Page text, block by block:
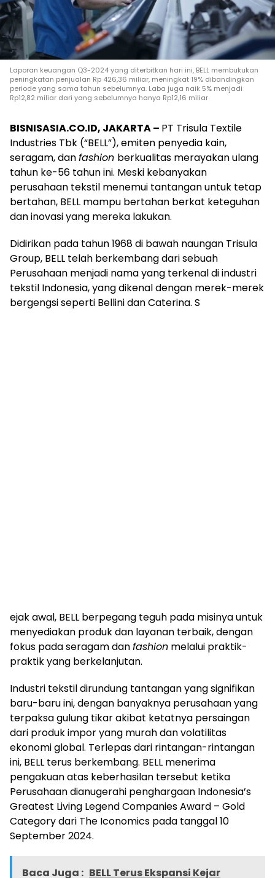
Laporan keuangan Q3-2024 yang diterbitkan hari ini, BELL membukukan
peningkatan penjualan Rp 426,36 miliar, meningkat 19% dibandingkan
periode yang sama tahun sebelumnya. Laba juga naik 5% menjadi
Rp12,82 miliar dari yang sebelumnya hanya Rp12,16 miliar
BISNISASIA.CO.ID, JAKARTA – PT Trisula Textile
Industries Tbk (“BELL”), emiten penyedia kain,
seragam, danfashion berkualitas merayakan ulang
tahun ke-56 tahun ini. Meski kebanyakan
perusahaan tekstil menemui tantangan untuk tetap
bertahan, BELL mampu bertahan berkat keteguhan
dan inovasi yang mereka lakukan.
Didirikan pada tahun 1968 di bawah naungan Trisula
Group, BELL telah berkembang dari sebuah
Perusahaan menjadi nama yang terkenal di industri
tekstil Indonesia, yang dikenal dengan merek-merek
bergengsi seperti Bellini dan Caterina. S
ejak awal, BELL berpegang teguh pada misinya untuk
menyediakan produk dan layanan terbaik, dengan
fokus pada seragam danfashion melalui praktik-
praktik yang berkelanjutan.
Industri tekstil dirundung tantangan yang signifikan
baru-baru ini, dengan banyaknya perusahaan yang
terpaksa gulung tikar akibat ketatnya persaingan
dari produk impor yang murah dan volatilitas
ekonomi global. Terlepas dari rintangan-rintangan
ini, BELL terus berkembang. BELL menerima
pengakuan atas keberhasilan tersebut ketika
Perusahaan dianugerahi penghargaan Indonesia’s
Greatest Living Legend Companies Award – Gold
Category dari The Iconomics pada tanggal 10
September 2024.
Baca Juga : BELL Terus Ekspansi Kejar